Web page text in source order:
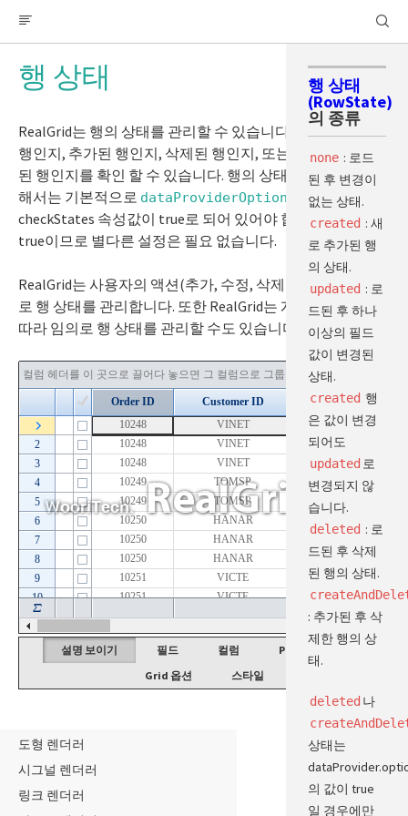
RealGrid
그리드 편집
데이터 수정
데이터 삭제
행 상태
기본 편집기
읽기 전용 컬럼
마스크 편집기
복사하기 / 붙여넣기
동시선택 편집기
월 선택 달력
문자 입력 제한
유효성 검사
컬럼 유효성 검사
행 유효성 검사
사용자 지정 컬럼 유효성 검사
사용자 지정 행 유효성 검사
전체 유효성 검사
렌더러
텍스트 렌더러
체크 렌더러
바 렌더러
이미지 렌더러
도형 렌더러
시그널 렌더러
링크 렌더러
행 상태
RealGrid는 행의 상태를 관리할 수 있습니다. 이 행이 편집된
행인지, 추가된 행인지, 삭제된 행인지, 또는 추가된 후 삭제
된 행인지를 확인 할 수 있습니다. 행의 상태를 관리하기 위
해서는 기본적으로 dataProviderOptions
의 속성중
checkStates 속성값이 true로 되어 있어야 합니다. 기본값이
true이므로 별다른 설정은 필요 없습니다.
RealGrid는 사용자의 액션(추가, 수정, 삭제)에 따라 자동으
로 행 상태를 관리합니다. 또한 RealGrid는 개발자의 의도에
따라 임의로 행 상태를 관리할 수도 있습니다.
설명 보이기 필드 컬럼
Provider 옵션
Grid 옵션
스타일
행 상태
(RowState)
의 종류
none : 로드
된 후 변경이
없는 상태.
created : 새
로 추가된 행
의 상태.
updated : 로
드된 후 하나
이상의 필드
값이 변경된
상태.
created 행
은 값이 변경
되어도
updated 로
변경되지 않
습니다.
deleted : 로
드된 후 삭제
된 행의 상태.
: 추가된 후 삭
제한 행의 상
태.
deleted 나
상태는
의 값이 true
일 경우에만